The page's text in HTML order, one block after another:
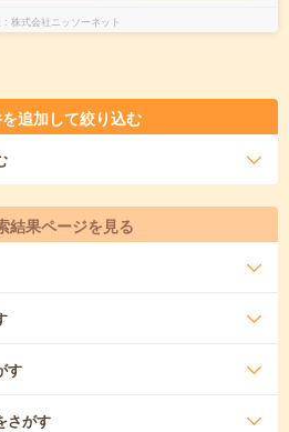
株式会社ニッソーネット
追加して絞り込む
結果ページを見る
す
さがす